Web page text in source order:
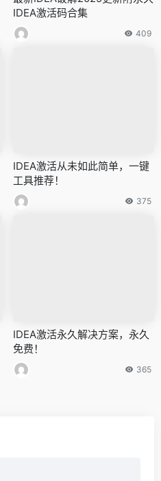
IDEA激活码合集
409
IDEA激活从未如此简单，一键
工具推荐！
375
IDEA激活永久解决方案，永久
免费！
365